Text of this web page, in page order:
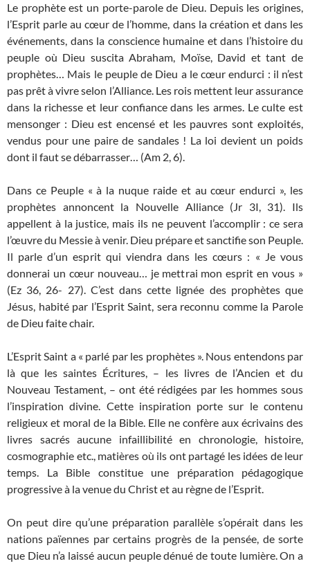
Le prophète est un porte-parole de Dieu. Depuis les origines,
l’Esprit parle au cœur de l’homme, dans la création et dans les
événements, dans la conscience humaine et dans l’histoire du
peuple où Dieu suscita Abraham, Moïse, David et tant de
prophètes… Mais le peuple de Dieu a le cœur endurci : il n’est
pas prêt à vivre selon l’Alliance. Les rois mettent leur assurance
dans la richesse et leur confiance dans les armes. Le culte est
mensonger : Dieu est encensé et les pauvres sont exploités,
vendus pour une paire de sandales ! La loi devient un poids
dont il faut se débarrasser… (Am 2, 6).
Dans ce Peuple « à la nuque raide et au cœur endurci », les
prophètes annoncent la Nouvelle Alliance (Jr 3I, 31). Ils
appellent à la justice, mais ils ne peuvent l’accomplir : ce sera
l’œuvre du Messie à venir. Dieu prépare et sanctifie son Peuple.
Il parle d’un esprit qui viendra dans les cœurs : « Je vous
donnerai un cœur nouveau… je mettrai mon esprit en vous »
(Ez 36, 26- 27). C’est dans cette lignée des prophètes que
Jésus, habité par l’Esprit Saint, sera reconnu comme la Parole
de Dieu faite chair.
L’Esprit Saint a « parlé par les prophètes ». Nous entendons par
là que les saintes Écritures, – les livres de l’Ancien et du
Nouveau Testament, – ont été rédigées par les hommes sous
l’inspiration divine. Cette inspiration porte sur le contenu
religieux et moral de la Bible. Elle ne confère aux écrivains des
livres sacrés aucune infaillibilité en chronologie, histoire,
cosmographie etc., matières où ils ont partagé les idées de leur
temps. La Bible constitue une préparation pédagogique
progressive à la venue du Christ et au règne de l’Esprit.
On peut dire qu’une préparation parallèle s’opérait dans les
nations païennes par certains progrès de la pensée, de sorte
que Dieu n’a laissé aucun peuple dénué de toute lumière. On a